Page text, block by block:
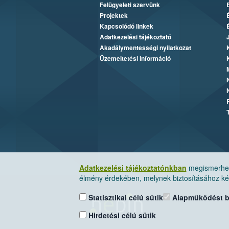
Adatkezelési tájékoztatónkban
élmény érdekében, melynek biztosításához
Statisztikai célú sütik
Hirdetési célú sütik
Alapműködést
Felügyeleti szervünk
Projektek
Kapcsolódó linkek
Adatkezelési tájékoztató
Akadálymentességi nyilatkozat
Üzemeltetési információ